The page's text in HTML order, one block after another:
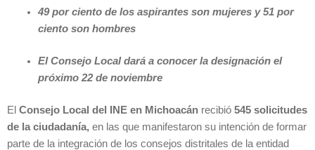
49 por cientode los aspirantes son mujeres y 51 por
ciento son hombres
El Consejo Local dará a conocer la designación el
próximo 22 de noviembre
El Consejo Local del INE en Michoacán recibió 545 solicitudes
de la ciudadanía, en las que manifestaron su intención de formar
parte de la integración de los consejos distritales de la entidad